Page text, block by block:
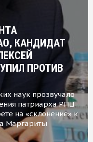
КАНДИДАТ
ПРОТИВ
наук прозвучало
патриарха РПЦ
на «склонение» к
Маргариты